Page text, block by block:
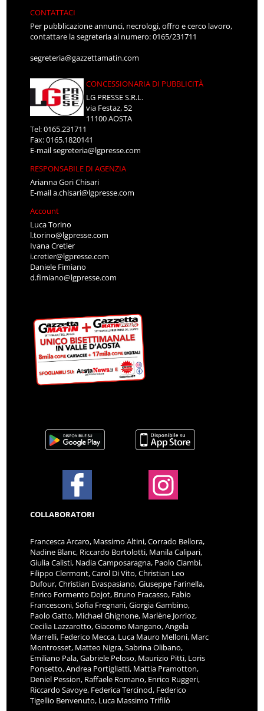
CONTATTACI
Per pubblicazione annunci, necrologi, offro e cerco lavoro,
contattare la segreteria al numero: 0165/231711
segreteria@gazzettamatin.com
CONCESSIONARIA DI PUBBLICITÀ
LG PRESSE S.R.L.
via Festaz, 52
11100 AOSTA
Tel: 0165.231711
Fax: 0165.1820141
E-mailsegreteria@lgpresse.com
RESPONSABILE DI AGENZIA
Arianna Gori Chisari
E-maila.chisari@lgpresse.com
Account
Luca Torino
l.torino@lgpresse.com
Ivana Cretier
i.cretier@lgpresse.com
Daniele Fimiano
d.fimiano@lgpresse.com
COLLABORATORI
Francesca Arcaro, Massimo Altini, Corrado Bellora,
Nadine Blanc, Riccardo Bortolotti, Manila Calipari,
Giulia Calisti, Nadia Camposaragna, Paolo Ciambi,
Filippo Clermont, Carol Di Vito, Christian Leo
Dufour, Christian Evaspasiano, Giuseppe Farinella,
Enrico Formento Dojot, Bruno Fracasso, Fabio
Francesconi, Sofia Fregnani, Giorgia Gambino,
Paolo Gatto, Michael Ghignone, Marlène Jorrioz,
Cecilia Lazzarotto, Giacomo Mangano, Angela
Marrelli, Federico Mecca, Luca Mauro Melloni, Marc
Montrosset, Matteo Nigra, Sabrina Olibano,
Emiliano Pala, Gabriele Peloso, Maurizio Pitti, Loris
Ponsetto, Andrea Portigliatti, Mattia Pramotton,
Deniel Pession, Raffaele Romano, Enrico Ruggeri,
Riccardo Savoye, Federica Tercinod, Federico
Tigellio Benvenuto, Luca Massimo Trifilò